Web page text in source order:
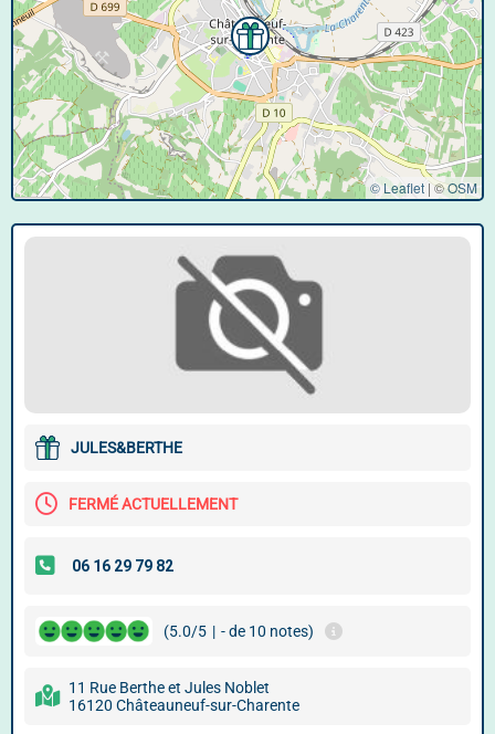
© Leaflet |©OSM
JULES&BERTHE
FERMÉ ACTUELLEMENT
(5.0/5 | - de 10 notes)
11 Rue Berthe et Jules Noblet
16120 Châteauneuf-sur-Charente